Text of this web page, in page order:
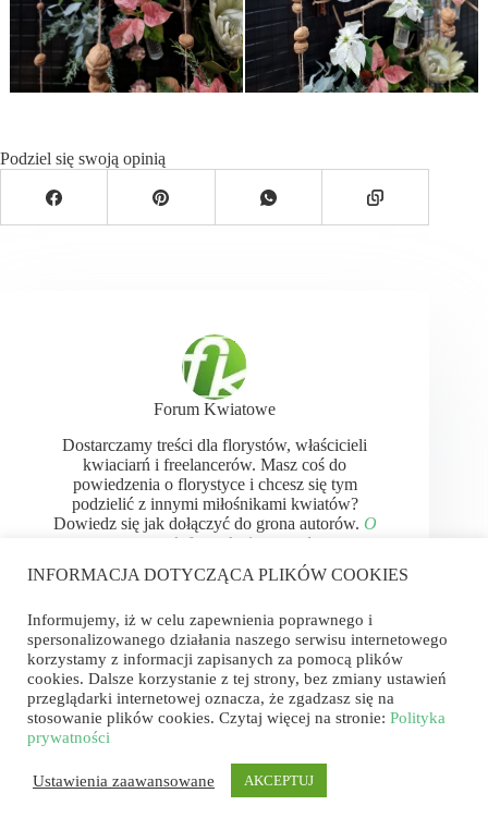
Podziel się swoją opinią
Forum Kwiatowe
Dostarczamy treści dla florystów, właścicieli
kwiaciarń i freelancerów. Masz coś do
powiedzenia o florystyce i chcesz się tym
podzielić z innymi miłośnikami kwiatów?
Dowiedz się jak dołączyć do grona autorów. O
autorach forumkwiatowe.pl
W tym temacie
INFORMACJA DOTYCZĄCA PLIKÓW COOKIES
Informujemy, iż w celu zapewnienia poprawnego i
spersonalizowanego działania naszego serwisu internetowego
korzystamy z informacji zapisanych za pomocą plików
cookies. Dalsze korzystanie z tej strony, bez zmiany ustawień
przeglądarki internetowej oznacza, że zgadzasz się na
stosowanie plików cookies. Czytaj więcej na stronie: Polityka
prywatności
Ustawienia zaawansowane AKCEPTUJ